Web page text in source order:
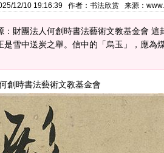
12/10 19:16:39 作者：书法欣赏 来源：
財團法人何創時書法藝術文教基金會
雪中送炭之舉。信中的「烏玉」，應
創時書法藝術文教基金會